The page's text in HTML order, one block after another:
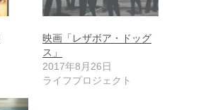
映画「レザボア・ドッグ
ス」
2017年8月26日
ライフプロジェクト